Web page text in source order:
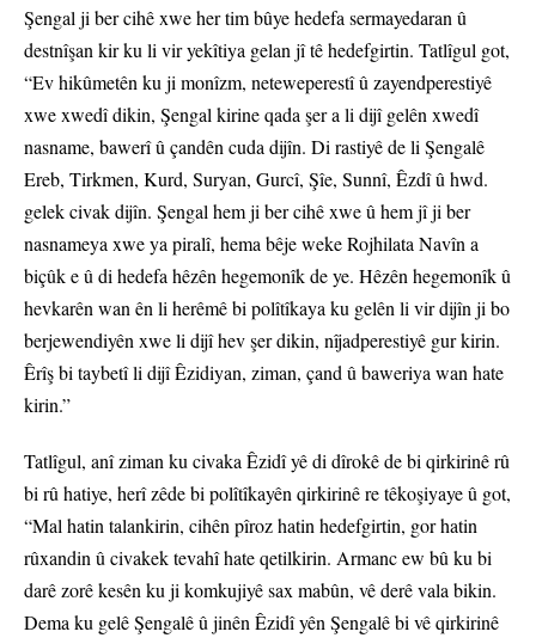
Şengal ji ber cihê xwe her tim bûye hedefa sermayedaran û
destnîşan kir ku li vir yekîtiya gelan jî tê hedefgirtin. Tatlîgul got,
“Ev hikûmetên ku ji monîzm, neteweperestî û zayendperestiyê
xwe xwedî dikin, Şengal kirine qada şer a li dijî gelên xwedî
nasname, bawerî û çandên cuda dijîn. Di rastiyê de li Şengalê
Ereb, Tirkmen, Kurd, Suryan, Gurcî, Şîe, Sunnî, Êzdî û hwd.
gelek civak dijîn. Şengal hem ji ber cihê xwe û hem jî ji ber
nasnameya xwe ya piralî, hema bêje weke Rojhilata Navîn a
biçûk e û di hedefa hêzên hegemonîk de ye. Hêzên hegemonîk û
hevkarên wan ên li herêmê bi polîtîkaya ku gelên li vir dijîn ji bo
berjewendiyên xwe li dijî hev şer dikin, nîjadperestiyê gur kirin.
Êrîş bi taybetî li dijî Êzidiyan, ziman, çand û baweriya wan hate
kirin.”
Tatlîgul, anî ziman ku civaka Êzidî yê di dîrokê de bi qirkirinê rû
bi rû hatiye, herî zêde bi polîtîkayên qirkirinê re têkoşiyaye û got,
“Mal hatin talankirin, cihên pîroz hatin hedefgirtin, gor hatin
rûxandin û civakek tevahî hate qetilkirin. Armanc ew bû ku bi
darê zorê kesên ku ji komkujiyê sax mabûn, vê derê vala bikin.
Dema ku gelê Şengalê û jinên Êzidî yên Şengalê bi vê qirkirinê